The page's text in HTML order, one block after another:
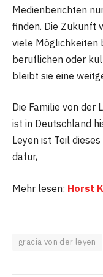
Medienberichten
finden. Die Zukunft
viele Möglichkeiten
beruflichen oder
bleibt sie eine
Die Familie von der
ist in Deutschland
Leyen ist Teil
dafür,
Mehr lesen: Horst
gracia von der leyen